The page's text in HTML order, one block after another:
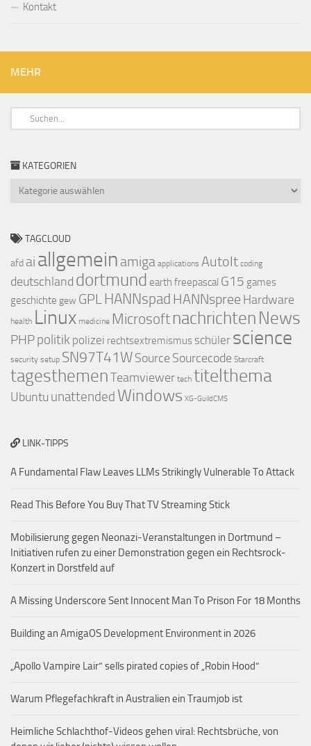
Kontakt
MEHR
KATEGORIEN
TAGCLOUD
afd ai allgemein amiga applications AutoIt coding
deutschland dortmund earth freepascal G15 games
geschichte gew GPL HANNspad HANNspree Hardware
health Linux medicine Microsoft nachrichten News
PHPpolitik polizei rechtsextremismus schüler science
security setup SN97T41WSource Sourcecode Starcraft
tagesthemenTeamviewer tech titelthema
Ubuntu unattended Windows XG-GuildCMS
LINK-TIPPS
A Fundamental Flaw Leaves LLMs Strikingly Vulnerable To Attack
Read This Before You Buy That TV Streaming Stick
Mobilisierung gegen Neonazi-Veranstaltungen in Dortmund –
Initiativen rufen zu einer Demonstration gegen ein Rechtsrock-
Konzert in Dorstfeld auf
A Missing Underscore Sent Innocent Man To Prison For 18 Months
Building an AmigaOS Development Environment in 2026
„Apollo Vampire Lair“ sells pirated copies of „Robin Hood“
Warum Pflegefachkraft in Australien ein Traumjob ist
Heimliche Schlachthof-Videos gehen viral: Rechtsbrüche, von